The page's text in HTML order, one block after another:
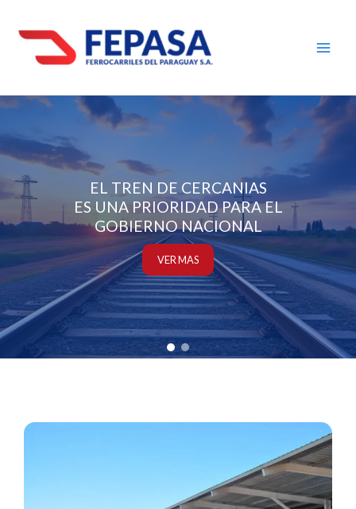
contenido
EL TREN DE CERCANIAS
ES UNA PRIORIDAD PARA EL
GOBIERNO NACIONAL
VER MAS